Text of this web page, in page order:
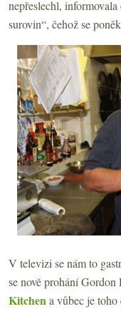
nepřeslechl,
surovin“, čehož se
V televizi se nám to
se nově prohání
Kitchena vůbec je